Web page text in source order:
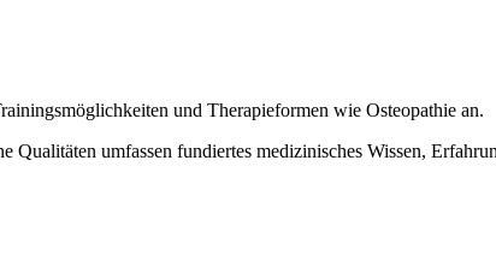
und Therapieformen wie Osteopathie an.
Qualitäten umfassen fundiertes medizinisches Wissen,